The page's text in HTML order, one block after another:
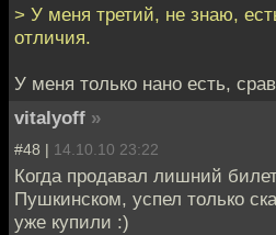
> У меня третий, не знаю,
отличия.
У меня только нано есть,
vitalyoff »
#48 | 14.10.10 23:22
Когда продавал лишний
Пушкинском, успел только
уже купили :)